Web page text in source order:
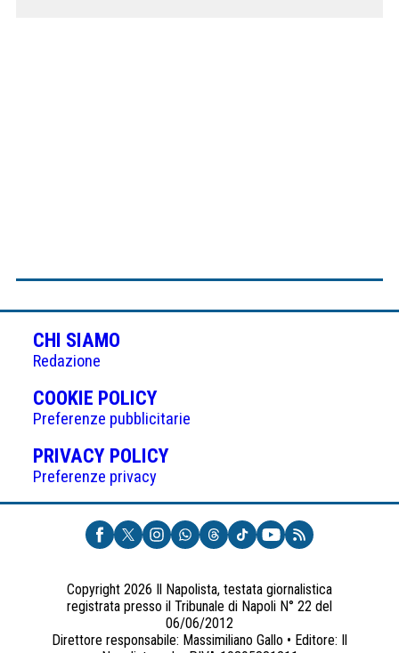
CHI SIAMO
Redazione
COOKIE POLICY(APRE
IN
UNA
NUOVA
Preferenze pubblicitarie
PRIVACY POLICY(APRE
UNA
NUOVA
SCHEDA)
Preferenze privacy
Copyright 2026 Il Napolista, testata giornalistica
registrata presso il Tribunale di Napoli N° 22 del
06/06/2012
Direttore responsabile: Massimiliano Gallo • Editore: Il